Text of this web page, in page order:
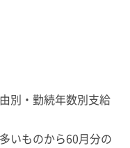
別・勤続年数別支給
いものから60月分の